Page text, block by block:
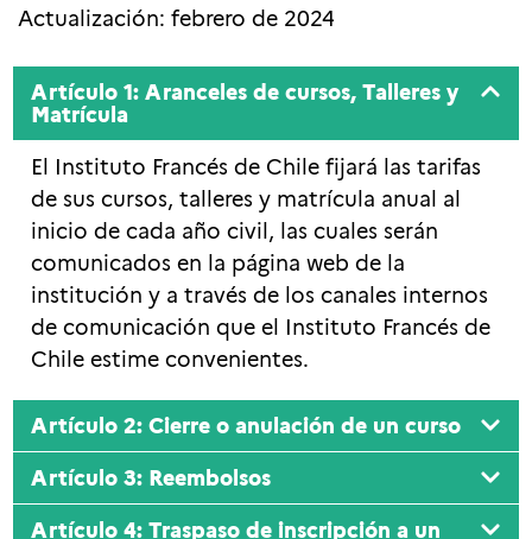
Actualización: febrero de 2024
Artículo 1: Aranceles de cursos, Talleres y
Matrícula
El Instituto Francés de Chile fijará las tarifas
de sus cursos, talleres y matrícula anual al
inicio de cada año civil, las cuales serán
comunicados en la página web de la
institución y a través de los canales internos
de comunicación que el Instituto Francés de
Chile estime convenientes.
Artículo 2: Cierre o anulación de un curso
Artículo 3: Reembolsos
Artículo 4: Traspaso de inscripción a un